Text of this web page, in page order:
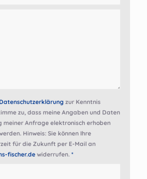
zur Kenntnis
zu, dass meine Angaben und Daten
meiner Anfrage elektronisch erhoben
Hinweis: Sie können Ihre
für die Zukunft per E-Mail an
fischer.dewiderrufen. *